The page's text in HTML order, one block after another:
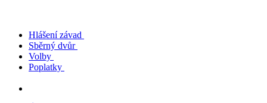
Hlášení závad
Sběrný dvůr
Volby
Poplatky